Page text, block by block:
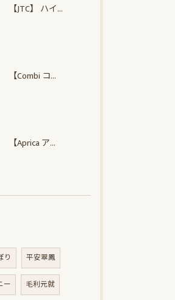
【JTC】 ハイローオートスイングラック
【Combi コンビ】 ネムリラ Auto plus NS
【Aprica アップリカ】クルリラ エックス プラスAC
り 平安翠鳳
ー 毛利元就